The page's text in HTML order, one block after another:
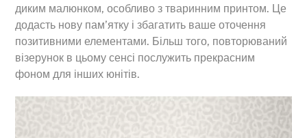
диким малюнком, особливо з тваринним принтом. Це
додасть нову пам’ятку і збагатить ваше оточення
позитивними елементами. Більш того, повторюваний
візерунок в цьому сенсі послужить прекрасним
фоном для інших юнітів.